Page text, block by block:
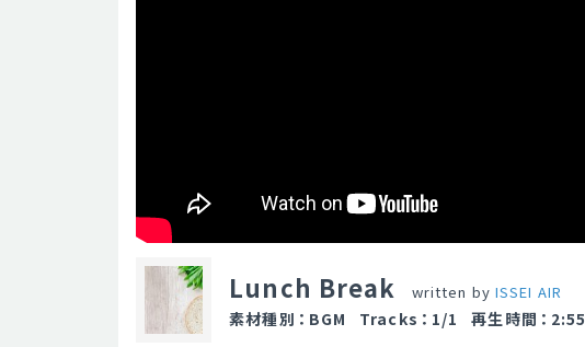
Lunch Break written by ISSEI AIR
素材種別 ： BGM Tracks ： 1/1 再生時間 ： 2:55